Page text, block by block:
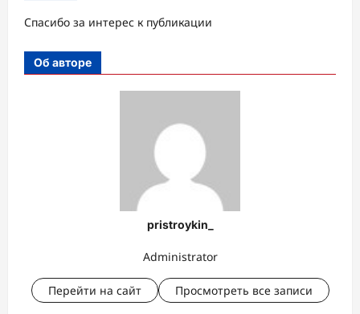
Спасибо за интерес к публикации
Об авторе
pristroykin_
Administrator
Перейти на сайт Просмотреть все записи